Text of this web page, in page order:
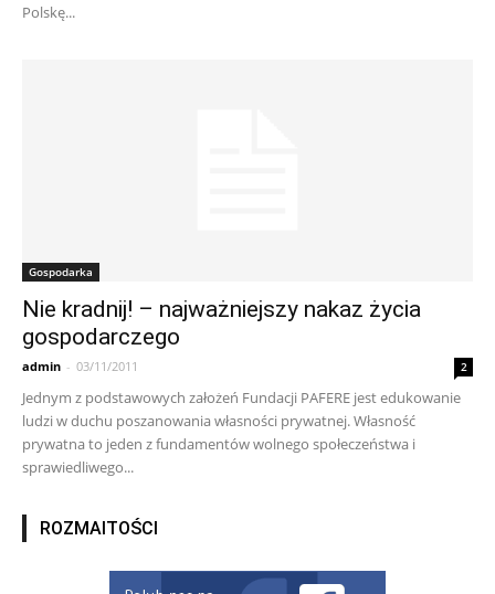
Polskę...
Gospodarka
Nie kradnij! – najważniejszy nakaz życia
gospodarczego
admin - 03/11/2011 2
Jednym z podstawowych założeń Fundacji PAFERE jest edukowanie
ludzi w duchu poszanowania własności prywatnej. Własność
prywatna to jeden z fundamentów wolnego społeczeństwa i
sprawiedliwego...
ROZMAITOŚCI